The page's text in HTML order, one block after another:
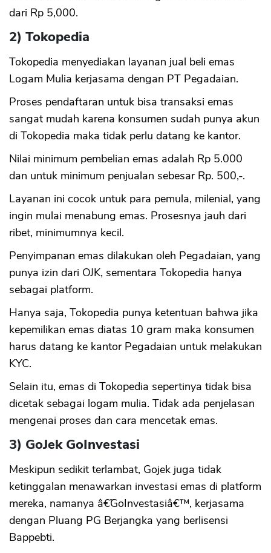
dari Rp 5,000.
2) Tokopedia
Tokopedia menyediakan layanan jual beli emas
Logam Mulia kerjasama dengan PT Pegadaian.
Proses pendaftaran untuk bisa transaksi emas
sangat mudah karena konsumen sudah punya akun
di Tokopedia maka tidak perlu datang ke kantor.
Nilai minimum pembelian emas adalah Rp 5.000
dan untuk minimum penjualan sebesar Rp. 500,-.
Layanan ini cocok untuk para pemula, milenial, yang
ingin mulai menabung emas. Prosesnya jauh dari
ribet, minimumnya kecil.
Penyimpanan emas dilakukan oleh Pegadaian, yang
punya izin dari OJK, sementara Tokopedia hanya
sebagai platform.
Hanya saja, Tokopedia punya ketentuan bahwa jika
kepemilikan emas diatas 10 gram maka konsumen
harus datang ke kantor Pegadaian untuk melakukan
KYC.
Selain itu, emas di Tokopedia sepertinya tidak bisa
dicetak sebagai logam mulia. Tidak ada penjelasan
mengenai proses dan cara mencetak emas.
3) GoJek GoInvestasi
Meskipun sedikit terlambat, Gojek juga tidak
ketinggalan menawarkan investasi emas di platform
mereka, namanya â€˜GoInvestasiâ€™, kerjasama
dengan Pluang PG Berjangka yang berlisensi
Bappebti.